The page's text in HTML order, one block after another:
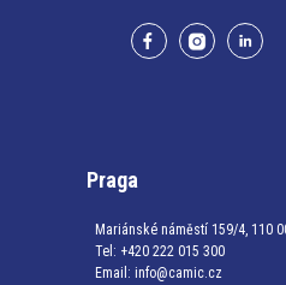
Praga
Mariánské náměstí 159/4, 110
Tel: +420 222 015 300
Email: info@camic.cz